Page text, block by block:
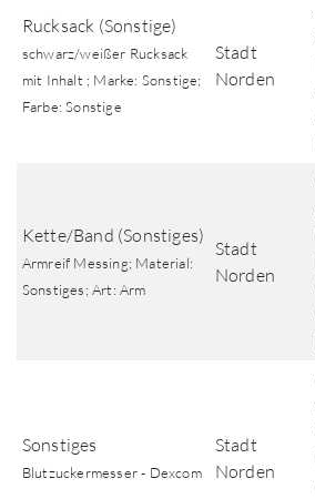
Rucksack (Sonstige)
schwarz/weißer Rucksack
mit Inhalt ; Marke: Sonstige;
Farbe: Sonstige
Stadt
Norden
Kette/Band (Sonstiges)
Armreif Messing; Material:
Sonstiges; Art: Arm
Stadt
Norden
Sonstiges
Blutzuckermesser - Dexcom
Stadt
Norden